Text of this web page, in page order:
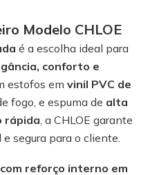
Modelo CHLOE
é a escolha ideal para
conforto e
estofos em vinil PVC de
fogo, e espuma de alta
rápida , a CHLOE garante
segura para o cliente.
reforço interno em